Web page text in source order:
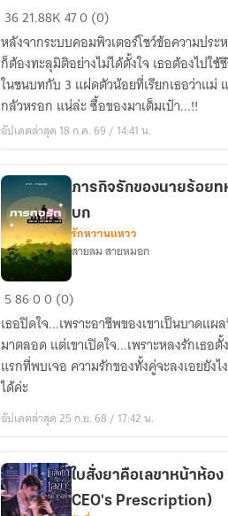
70’s
ย้อน
เวลา
ไป
เป็น
มารดา
ลูก
สาม
ใน
หมู่บ้าน
ชนบท
3621.88K470 (0)
หลังจากระบบคอมพิวเตอร์โชว์ข้อความประ
ก็ต้องทะลุมิติอย่างไม่ได้ตั้งใจ เธอต้องไปใช้
ในชนบทกับ 3 แฝดตัวน้อยที่เรียกเธอว่าแม่
กลัวหรอก แน่ล่ะ ซื้อของมาเต็มเป๋า...!!
อัปเดตล่าสุด 18 ก.ค. 69 / 14:41 น.
ภารกิจ
ของ
นาย
ร้อย
ทหาร
บก
ภารกิจรักของนายร้อยท
บก
รักหวานแหวว
สายลม สายหมอก
58600 (0)
เธอปิดใจ...เพราะอาชีพของเขาเป็นบาดแผ
มาตลอด แต่เขาเปิดใจ...เพราะหลงรักเธอตั้
แรกที่พบเจอ ความรักของทั้งคู่จะลงเอยยัง
ได้ค่ะ
อัปเดตล่าสุด 25 ก.ย. 68 / 17:42 น.
ใบสั่งยาคือเลขาหน้าห้อง
CEO's Prescription)